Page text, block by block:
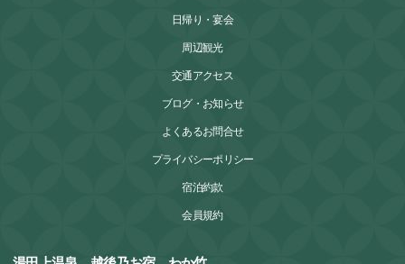
日帰り・宴会
周辺観光
交通アクセス
ブログ・お知らせ
よくあるお問合せ
プライバシーポリシー
宿泊約款
会員規約